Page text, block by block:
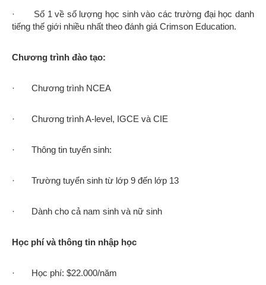
· Số 1 về số lượng học sinh vào các trường đại học danh
tiếng thế giới nhiều nhất theo đánh giá Crimson Education.
Chương trình đào tạo:
· Chương trình NCEA
· Chương trình A-level, IGCE và CIE
· Thông tin tuyển sinh:
· Trường tuyển sinh từ lớp 9 đến lớp 13
· Dành cho cả nam sinh và nữ sinh
Học phí và thông tin nhập học
· Học phí: $22.000/năm